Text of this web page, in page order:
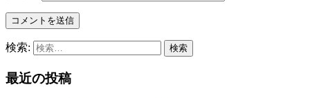
検索:
最近の投稿